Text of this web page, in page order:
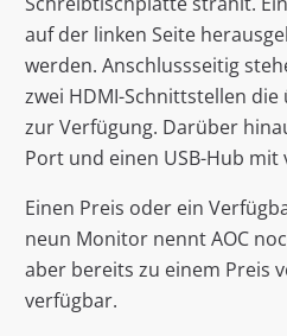
auf der linken Seite
werden. Anschlussseitig
zwei HDMI-Schnittstellen
zur Verfügung. Darüber
Port und einen USB-Hub mit
Einen Preis oder ein
neun Monitor nennt AOC
aber bereits zu einem Preis
verfügbar.